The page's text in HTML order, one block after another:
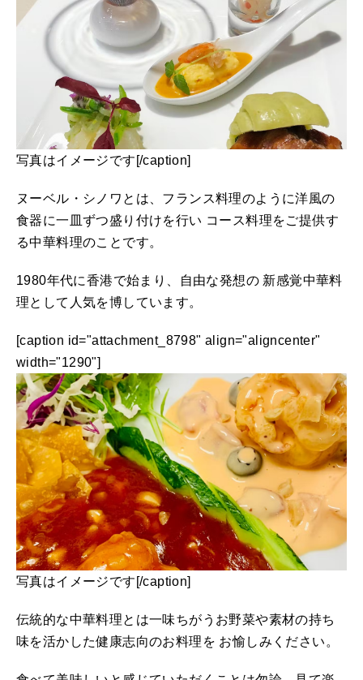
写真はイメージです[/caption]
ヌーベル・シノワとは、フランス料理のように洋風の
食器に一皿ずつ盛り付けを行い コース料理をご提供す
る中華料理のことです。
1980年代に香港で始まり、自由な発想の 新感覚中華料
理として人気を博しています。
[caption id="attachment_8798" align="aligncenter"
width="1290"]
写真はイメージです[/caption]
伝統的な中華料理とは一味ちがうお野菜や素材の持ち
味を活かした健康志向のお料理を お愉しみください。